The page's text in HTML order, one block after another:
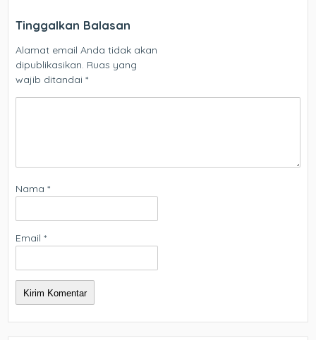
Tinggalkan Balasan
Alamat email Anda tidak akan
dipublikasikan. Ruas yang
wajib ditandai*
Nama*
Email*